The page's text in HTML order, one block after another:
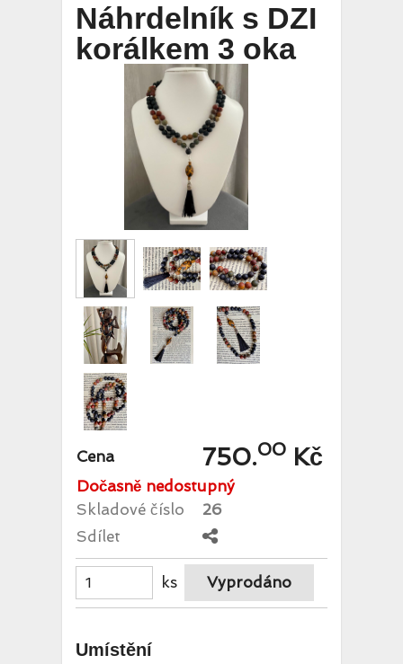
Náhrdelník s DZI
korálkem 3 oka
Cena 750.00 Kč
Dočasně nedostupný
Skladové číslo
26
Sdílet
ks
Umístění